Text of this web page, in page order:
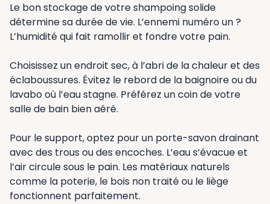
Le bon stockage de votre shampoing solide
détermine sa durée de vie. L’ennemi numéro un ?
L’humidité qui fait ramollir et fondre votre pain.
Choisissez un endroit sec, à l’abri de la chaleur et des
éclaboussures. Évitez le rebord de la baignoire ou du
lavabo où l’eau stagne. Préférez un coin de votre
salle de bain bien aéré.
Pour le support, optez pour un porte-savon drainant
avec des trous ou des encoches. L’eau s’évacue et
l’air circule sous le pain. Les matériaux naturels
comme la poterie, le bois non traité ou le liège
fonctionnent parfaitement.